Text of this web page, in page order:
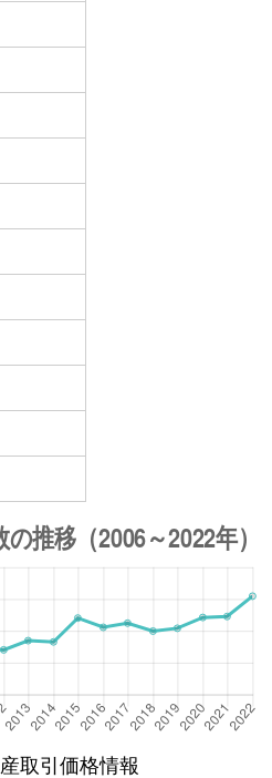
取引価格情報